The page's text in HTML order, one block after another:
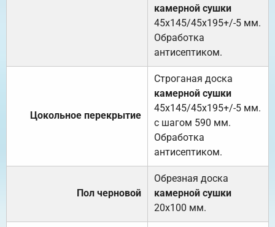
камерной сушки
45х145/45х195+/-5 мм.
Обработка
антисептиком.
Цокольное перекрытие
Строганая доска
камерной сушки
45х145/45х195+/-5 мм.
с шагом 590 мм.
Обработка
антисептиком.
Пол черновой
Обрезная доска
камерной сушки
20х100 мм.